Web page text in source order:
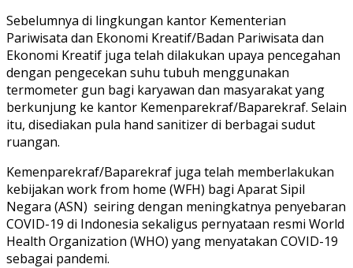
Sebelumnya di lingkungan kantor Kementerian
Pariwisata dan Ekonomi Kreatif/Badan Pariwisata dan
Ekonomi Kreatif juga telah dilakukan upaya pencegahan
dengan pengecekan suhu tubuh menggunakan
termometer gun bagi karyawan dan masyarakat yang
berkunjung ke kantor Kemenparekraf/Baparekraf. Selain
itu, disediakan pula hand sanitizer di berbagai sudut
ruangan.
Kemenparekraf/Baparekraf juga telah memberlakukan
kebijakan work from home (WFH) bagi Aparat Sipil
Negara (ASN) seiring dengan meningkatnya penyebaran
COVID-19 di Indonesia sekaligus pernyataan resmi World
Health Organization (WHO) yang menyatakan COVID-19
sebagai pandemi.